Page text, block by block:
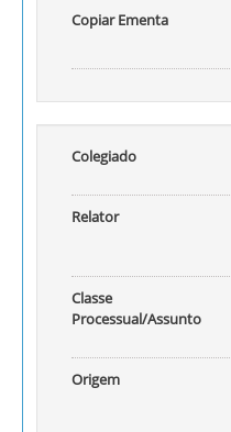
Copiar Ementa
Colegiado
Relator
Classe
Processual/Assunto
Origem